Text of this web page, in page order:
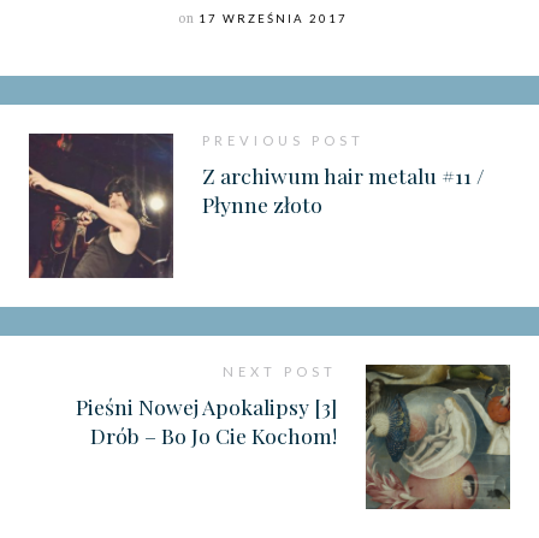
on 17 WRZEŚNIA 2017
PREVIOUS POST
Z archiwum hair metalu #11 /
Płynne złoto
NEXT POST
Pieśni Nowej Apokalipsy [3]
Drób – Bo Jo Cie Kochom!